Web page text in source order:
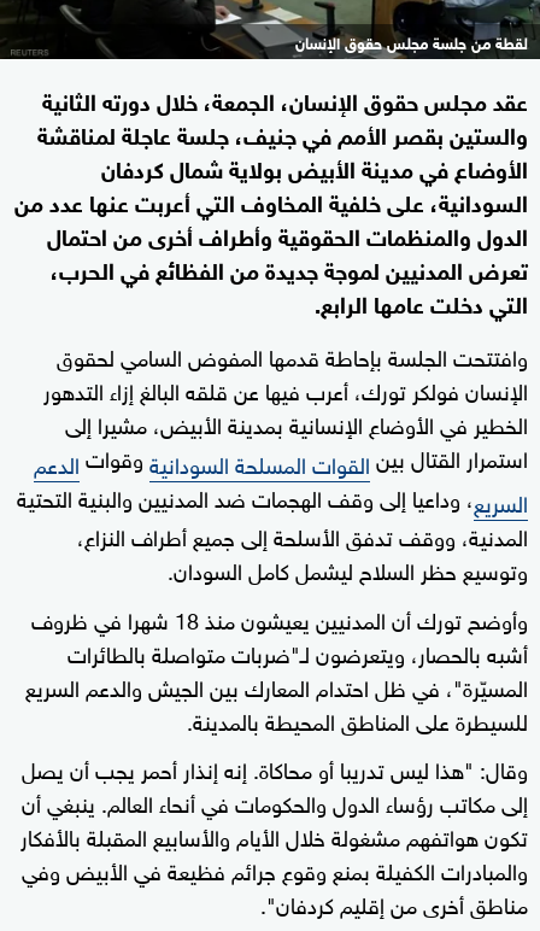
لقطة من جلسة مجلس حقوق الإنسان
عقد مجلس حقوق الإنسان، الجمعة، خلال دورته الثانية
والستين بقصر الأمم في جنيف، جلسة عاجلة لمناقشة
الأوضاع في مدينة الأبيض بولاية شمال كردفان
السودانية، على خلفية المخاوف التي أعربت عنها عدد من
الدول والمنظمات الحقوقية وأطراف أخرى من احتمال
تعرض المدنيين لموجة جديدة من الفظائع في الحرب،
التي دخلت عامها الرابع.
وافتتحت الجلسة بإحاطة قدمها المفوض السامي لحقوق
الإنسان فولكر تورك، أعرب فيها عن قلقه البالغ إزاء التدهور
الخطير في الأوضاع الإنسانية بمدينة الأبيض، مشيرا إلى
استمرار القتال بينالقوات المسلحة السودانيةوقواتالدعم
السريع، وداعيا إلى وقف الهجمات ضد المدنيين والبنية التحتية
المدنية، ووقف تدفق الأسلحة إلى جميع أطراف النزاع،
وتوسيع حظر السلاح ليشمل كامل السودان.
وأوضح تورك أن المدنيين يعيشون منذ 18 شهرا في ظروف
أشبه بالحصار، ويتعرضون لـ"ضربات متواصلة بالطائرات
المسيّرة"، في ظل احتدام المعارك بين الجيش والدعم السريع
للسيطرة على المناطق المحيطة بالمدينة.
وقال: "هذا ليس تدريبا أو محاكاة. إنه إنذار أحمر يجب أن يصل
إلى مكاتب رؤساء الدول والحكومات في أنحاء العالم. ينبغي أن
تكون هواتفهم مشغولة خلال الأيام والأسابيع المقبلة بالأفكار
والمبادرات الكفيلة بمنع وقوع جرائم فظيعة في الأبيض وفي
مناطق أخرى من إقليم كردفان".